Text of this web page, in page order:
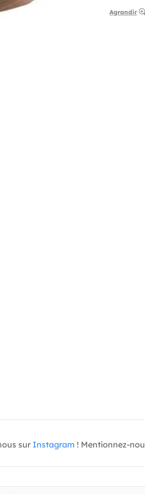
Agrandir
sur Instagram ! Mentionnez-